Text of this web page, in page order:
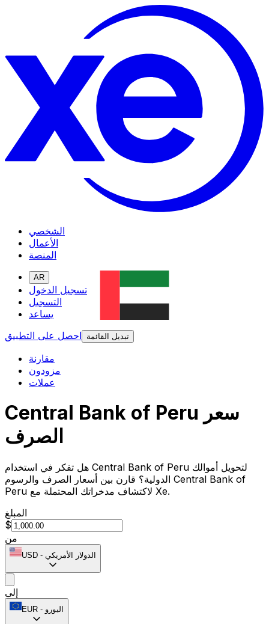
الشخصي
الأعمال
المنصة
AR
تسجيل الدخول
التسجيل
يساعد
احصل على التطبيق
تبديل القائمة
مقارنة
مزودون
عملات
Central Bank of Peru سعر
الصرف
هل تفكر في استخدام Central Bank of Peru لتحويل أموالك
الدولية؟ قارن بين أسعار الصرف والرسوم Central Bank of
Peru لاكتشاف مدخراتك المحتملة مع Xe.
المبلغ
$
من
USD - الدولار الأمريكي
إلى
EUR - اليورو